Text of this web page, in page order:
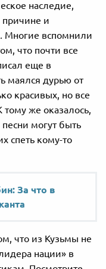
наследие,
причине и
Многие вспомнили
что почти все
еще в
маялся дурью от
красивых, но все
же оказалось,
могут быть
спеть кому-то
За что в
что из Кузьмы не
нации» в